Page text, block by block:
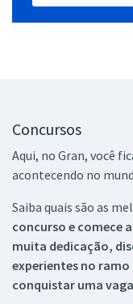
Concursos
Aqui, no Gran, você
acontecendo no
Saiba quais são as
concurso e comece
muita dedicação,
experientes no ramo
conquistar uma